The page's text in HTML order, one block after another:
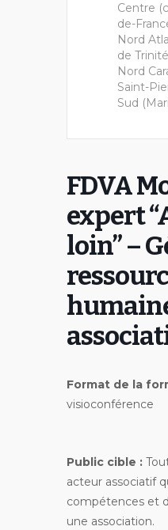
Centre
de-
Nord
de
Nord
Saint-
Sud
FDVA
expert
loin” –
Format de la
visioconférence
Public cible :
acteur associatif
compétences et
une association.